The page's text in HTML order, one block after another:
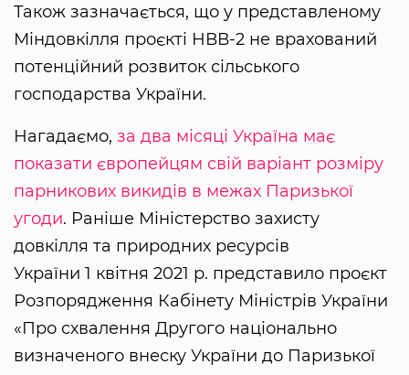
Також зазначається, що у представленому
Міндовкілля проєкті НВВ-2 не врахований
потенційний розвиток сільського
господарства України.
Нагадаємо, за два місяці Україна має
показати європейцям свій варіант розміру
парникових викидів в межах Паризької
угоди. Раніше Міністерство захисту
довкілля та природних ресурсів
України 1 квітня 2021 р. представило проєкт
Розпорядження Кабінету Міністрів України
«Про схвалення Другого національно
визначеного внеску України до Паризької